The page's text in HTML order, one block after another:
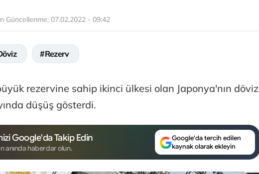
Güncellenme: 07.02.2022 - 09:42
#Rezerv
rezervine sahip ikinci ülkesi olan Japonya'nın döviz
düşüş gösterdi.
Google'da Takip Edin
anında haberdar olun.
Google'da tercih edilen
kaynak olarak ekleyin